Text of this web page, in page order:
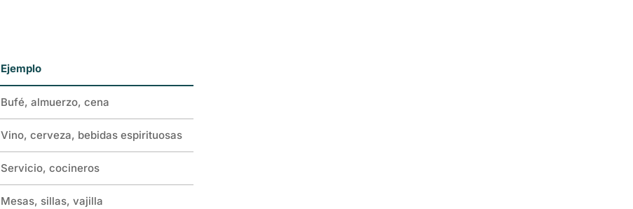
Ejemplo
Bufé, almuerzo, cena
Vino, cerveza, bebidas espirituosas
Servicio, cocineros
Mesas, sillas, vajilla